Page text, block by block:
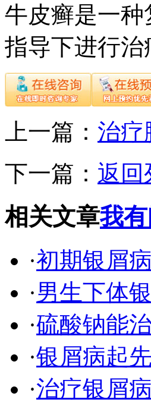
牛皮癣是一
指导下进行治
上一篇： 治疗
下一篇： 返回
相关文章我
·初期银屑
·男生下体
·硫酸钠能
·银屑病起
·治疗银屑